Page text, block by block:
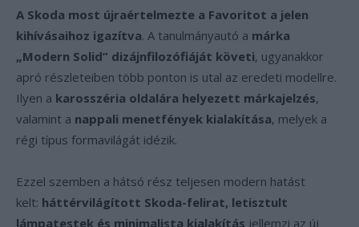
A Skoda most újraértelmezte a Favoritot a jelen
kihívásaihoz igazítva. A tanulmányautó a márka
„Modern Solid” dizájnfilozófiáját követi, ugyanakkor
apró részleteiben több ponton is utal az eredeti modellre.
Ilyen a karosszéria oldalára helyezett márkajelzés,
valamint a nappali menetfények kialakítása, melyek a
régi típus formavilágát idézik.
Ezzel szemben a hátsó rész teljesen modern hatást
kelt: háttérvilágított Skoda-felirat, letisztult
lámpatestek és minimalista kialakítás jellemzi az új